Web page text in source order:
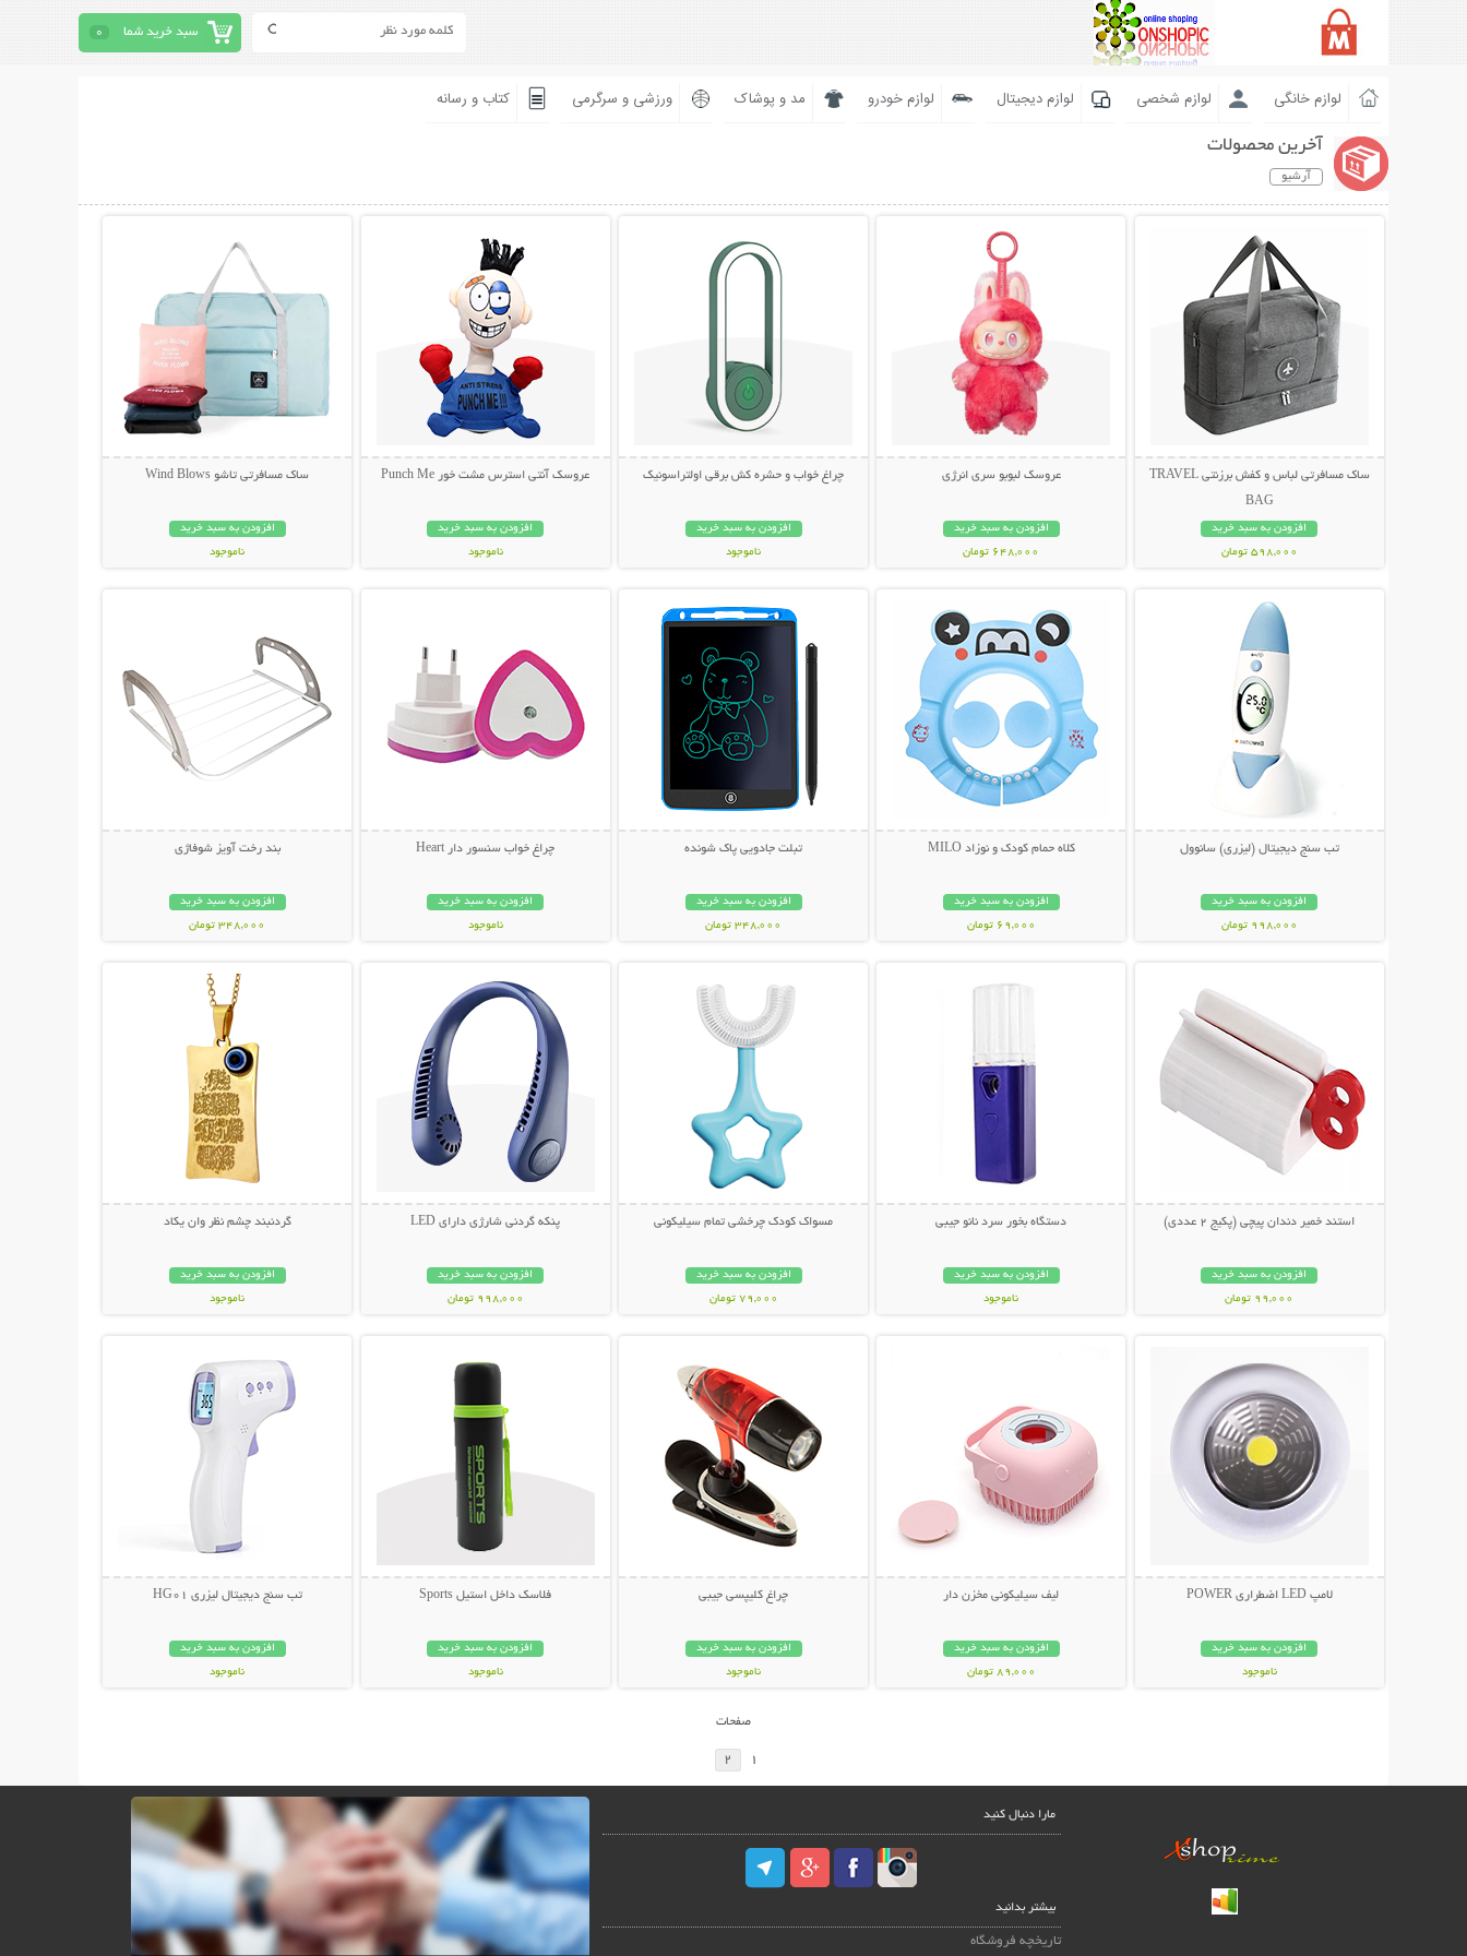
سبد خرید شما 0
لوازم خانگی لوازم شخصی لوازم دیجیتال لوازم خودرو مد و پوشاک ورزشی و سرگرمی کتاب و رسانه
آخرین محصولات
آرشیو
ساک مسافرتی لباس و کفش برزنتی TRAVEL
BAG
افزودن به سبد خرید
598,000 تومان
عروسک لبوبو سری انرژی
افزودن به سبد خرید
648,000 تومان
چراغ خواب و حشره کش برقی اولتراسونیک
افزودن به سبد خرید
ناموجود
عروسک آنتی استرس مشت خور Punch Me
افزودن به سبد خرید
ناموجود
ساک مسافرتی تاشو Wind Blows
افزودن به سبد خرید
ناموجود
تب سنج دیجیتال (لیزری) سانوول
افزودن به سبد خرید
998,000 تومان
کلاه حمام کودک و نوزاد MILO
افزودن به سبد خرید
69,000 تومان
تبلت جادویی پاک شونده
افزودن به سبد خرید
348,000 تومان
چراغ خواب سنسور دار Heart
افزودن به سبد خرید
ناموجود
بند رخت آویز شوفاژی
افزودن به سبد خرید
348,000 تومان
استند خمیر دندان پیچی (پکیج 2 عددی)
افزودن به سبد خرید
99,000 تومان
دستگاه بخور سرد نانو جیبی
افزودن به سبد خرید
ناموجود
مسواک کودک چرخشی تمام سیلیکونی
افزودن به سبد خرید
79,000 تومان
پنکه گردنی شارژی دارای LED
افزودن به سبد خرید
998,000 تومان
گردنبند چشم نظر وان یکاد
افزودن به سبد خرید
ناموجود
لامپ LED اضطراری POWER
افزودن به سبد خرید
ناموجود
لیف سیلیکونی مخزن دار
افزودن به سبد خرید
89,000 تومان
چراغ کلیپسی جیبی
افزودن به سبد خرید
ناموجود
فلاسک داخل استیل Sports
افزودن به سبد خرید
ناموجود
تب سنج دیجیتال لیزری HG01
افزودن به سبد خرید
ناموجود
صفحات
1
2
مارا دنبال کنید
بیشتر بدانید
تاریخچه فروشگاه